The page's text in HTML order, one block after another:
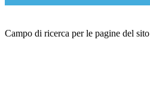
Campo di ricerca per le pagine del sito